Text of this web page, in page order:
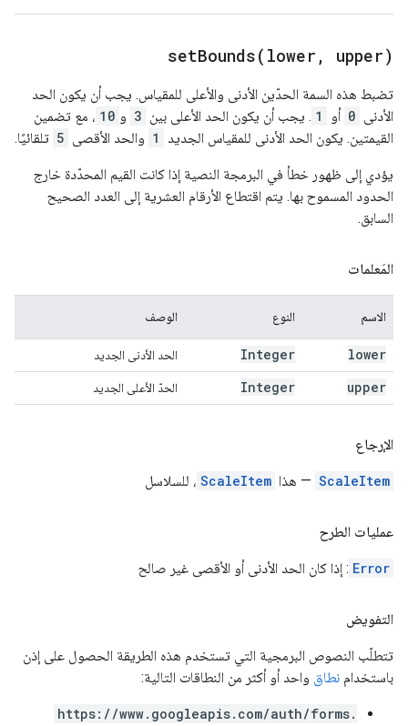
setBounds( lower , upper)
تضبط هذه السمة الحدّين الأدنى والأعلى للمقياس. يجب أن يكون الحد
الأدنى 0 أو 1 . يجب أن يكون الحد الأعلى بين 3 و 10 ، مع تضمين
القيمتين. يكون الحد الأدنى للمقياس الجديد
1 والحد الأقصى 5 تلقائيًا.
يؤدي إلى ظهور خطأ في البرمجة النصية إذا كانت القيم المحدّدة خارج
الحدود المسموح بها. يتم اقتطاع الأرقام العشرية إلى العدد الصحيح
السابق.
المَعلمات
الاسم النوع الوصف
lower
Integer الحد الأدنى الجديد
upper
Integer الحدّ الأعلى الجديد
الإرجاع
ScaleItem — هذا ScaleItem ، للسلاسل
عمليات الطرح
Error : إذا كان الحد الأدنى أو الأقصى غير صالح
التفويض
تتطلّب النصوص البرمجية التي تستخدم هذه الطريقة الحصول على إذن
باستخدام نطاق واحد أو أكثر من النطاقات التالية:
https://www.googleapis.com/auth/forms.